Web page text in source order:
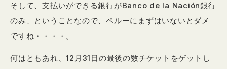
そして、支払いができる銀行がBanco de la Nación銀行
のみ、ということなので、ペルーにまずはいないとダメ
ですね・・・・。
何はともあれ、12月31日の最後の数チケットをゲットし